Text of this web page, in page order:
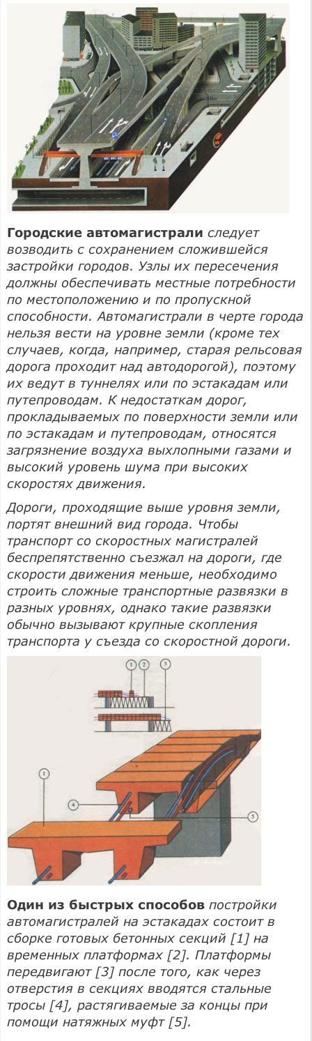
Городские автомагистрали следует
возводить с сохранением сложившейся
застройки городов. Узлы их пересечения
должны обеспечивать местные потребности
по местоположению и по пропускной
способности. Автомагистрали в черте города
нельзя вести на уровне земли (кроме тех
случаев, когда, например, старая рельсовая
дорога проходит над автодорогой), поэтому
их ведут в туннелях или по эстакадам или
путепроводам. К недостаткам дорог,
прокладываемых по поверхности земли или
по эстакадам и путепроводам, относятся
загрязнение воздуха выхлопными газами и
высокий уровень шума при высоких
скоростях движения.
Дороги, проходящие выше уровня земли,
портят внешний вид города. Чтобы
транспорт со скоростных магистралей
беспрепятственно съезжал на дороги, где
скорости движения меньше, необходимо
строить сложные транспортные развязки в
разных уровнях, однако такие развязки
обычно вызывают крупные скопления
транспорта у съезда со скоростной дороги.
Один из быстрых способов постройки
автомагистралей на эстакадах состоит в
сборке готовых бе­тонных секций [1] на
временных плат­формах [2]. Платфор­мы
передвигают [3] после того, как че­рез
отверстия в сек­циях вводятся сталь­ные
тросы [4], растяги­ваемые за концы при
помощи натяжных муфт [5].